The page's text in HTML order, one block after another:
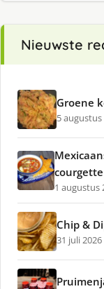
Nieuwste
Groene
5 augustus
courgette
1 augustus
Chip &
31 juli 2026